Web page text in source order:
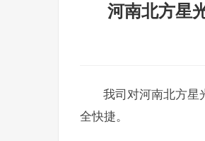
河南北方星
我司对河南北方星
全快捷。